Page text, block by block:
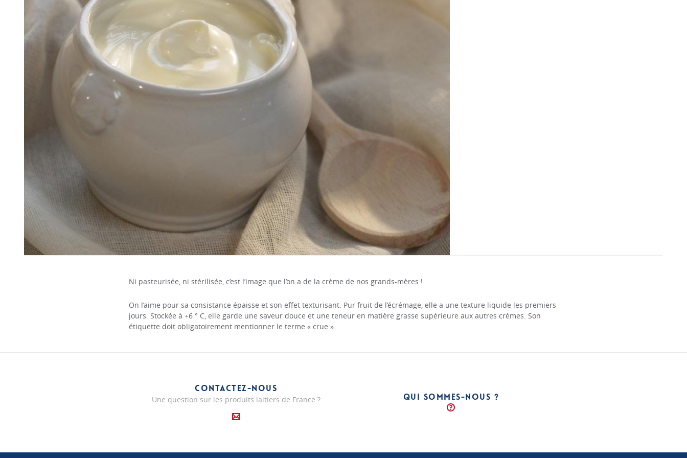
Ni pasteurisée, ni stérilisée, c’est l’image que l’on a de la crème de nos grands-mères !
On l’aime pour sa consistance épaisse et son effet texturisant. Pur fruit de l’écrémage, elle a une texture liquide les premiers
jours. Stockée à +6 ° C, elle garde une saveur douce et une teneur en matière grasse supérieure aux autres crèmes. Son
étiquette doit obligatoirement mentionner le terme « crue ».
CONTACTEZ-NOUS
Une question sur les produits laitiers de France ? QUI SOMMES-NOUS ?